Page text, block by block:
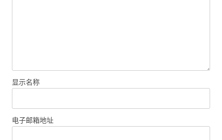
显示名称
电子邮箱地址